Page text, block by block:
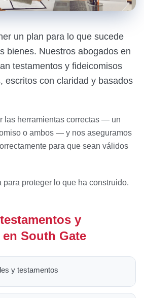
un plan para lo que sucede
bienes. Nuestros abogados en
testamentos y fideicomisos
escritos con claridad y basados
las herramientas correctas — un
o ambos — y nos aseguramos
para que sean válidos
proteger lo que ha construido.
y
South Gate
y testamentos